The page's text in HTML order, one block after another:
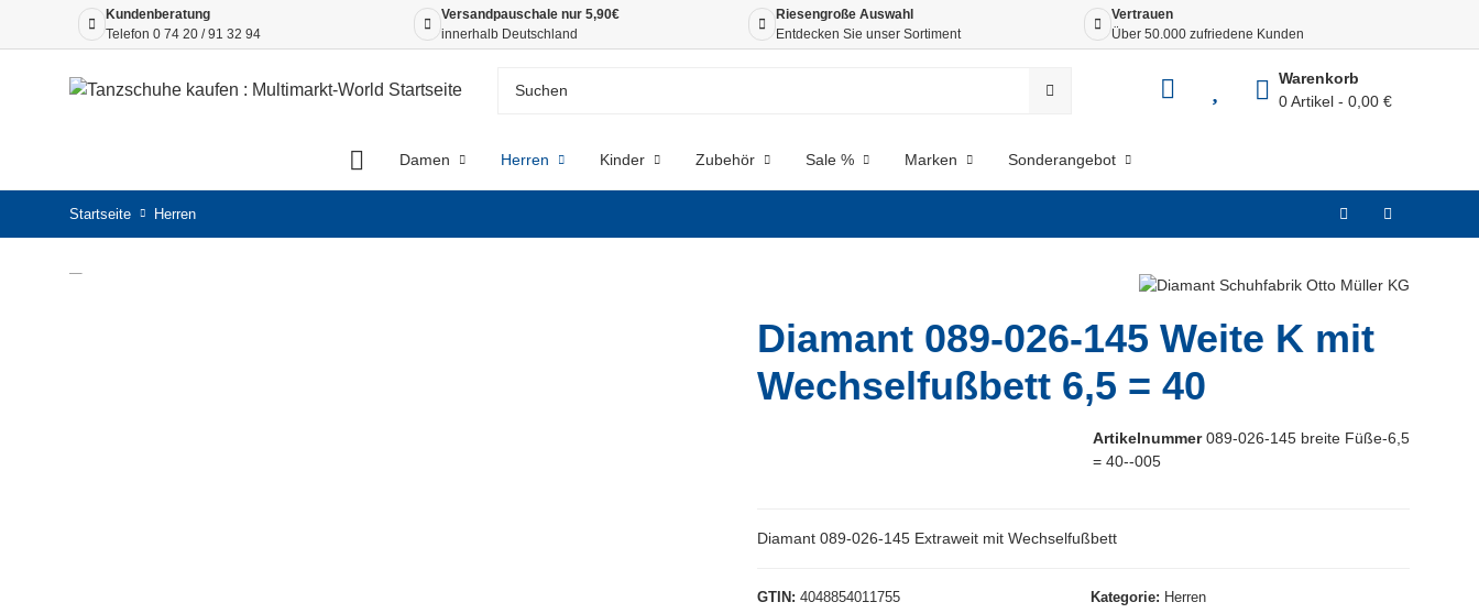
Kundenberatung
Telefon 0 74 20 / 91 32 94
Versandpauschale nur 5,90€
innerhalb Deutschland
Riesengroße Auswahl
Entdecken Sie unser Sortiment
Vertrauen
Über 50.000 zufriedene Kunden
Damen Herren Kinder Zubehör Sale % Marken Sonderangebot
Warenkorb
0 Artikel
0,00 €
Startseite Herren
Diamant 089-026-145 Weite K mit
Wechselfußbett 6,5 = 40
Artikelnummer 089-026-145 breite Füße-6,5
= 40--005
GTIN 4048854011755 Kategorie Herren
Diamant 089-026-145 Extraweit mit Wechselfußbett